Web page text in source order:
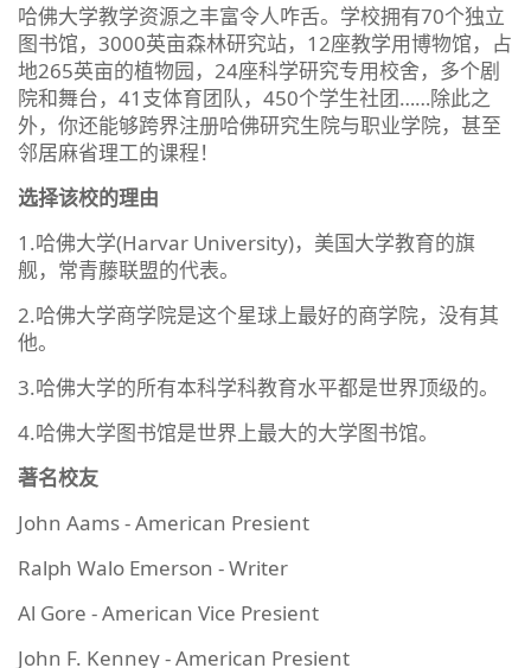
哈佛大学教学资源之丰富令人咋舌。学校拥有70个独立
图书馆，3000英亩森林研究站，12座教学用博物馆，占
地265英亩的植物园，24座科学研究专用校舍，多个剧
院和舞台，41支体育团队，450个学生社团……除此之
外，你还能够跨界注册哈佛研究生院与职业学院，甚至
邻居麻省理工的课程！
选择该校的理由
1.哈佛大学(Harvar University)，美国大学教育的旗
舰，常青藤联盟的代表。
2.哈佛大学商学院是这个星球上最好的商学院，没有其
他。
3.哈佛大学的所有本科学科教育水平都是世界顶级的。
4.哈佛大学图书馆是世界上最大的大学图书馆。
著名校友
John Aams - American Presient
Ralph Walo Emerson - Writer
Al Gore - American Vice Presient
John F. Kenney - American Presient